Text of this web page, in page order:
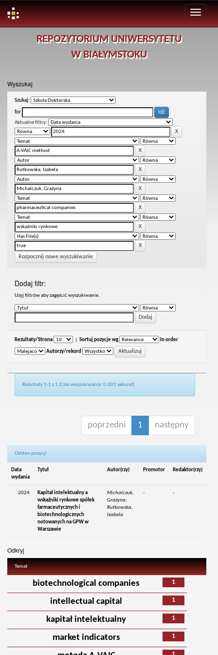
REPOZYTORIUM UNIWERSYTETU
W BIAŁYMSTOKU
Wyszukaj
Szukaj:
for
Aktualne filtry:
Rozpocznij nowe wyszukiwanie
Dodaj filtr:
Uzyj filtrów aby zagęścić wyszukiwanie.
Rezultaty/Strona Sortuj pozycje wg In order
Autorzy/rekord
Rezultaty 1-1 z 1 (Czas wyszukiwania: 0.001 sekund).
poprzedni 1 następny
Odsłon pozycji:
Data
wydania
Tytuł Autor(rzy) Promotor Redaktor(rzy)
2024
Kapitał intelektualny a
wskaźniki rynkowe spółek
farmaceutycznych i
biotechnologicznych
notowanych na GPW w
Warszawie
Michalczuk,
Grażyna;
Rutkowska,
Izabela
- -
Odkryj
Temat
1
biotechnological companies
1
intellectual capital
1
kapitał intelektualny
1
market indicators